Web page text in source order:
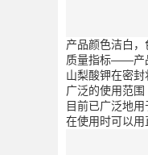
产品颜色洁白，
质量指标——产
山梨酸钾在密
广泛的使用范围
目前已广泛地
在使用时可以用